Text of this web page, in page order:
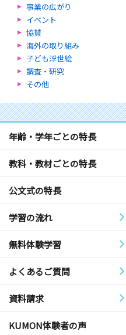
事業の広がり
イベント
協賛
海外の取り組み
子ども浮世絵
調査・研究
その他
年齢・学年ごとの特長
教科・教材ごとの特長
公文式の特長
学習の流れ
無料体験学習
よくあるご質問
資料請求
KUMON体験者の声